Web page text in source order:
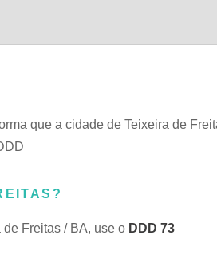
que a cidade de Teixeira de
de Freitas / BA, use o DDD 73